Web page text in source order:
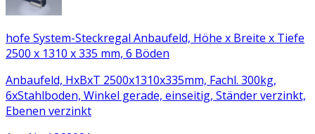
hofe System-Steckregal Anbaufeld, Höhe x Breite x Tiefe
2500 x 1310 x 335 mm, 6 Böden
Anbaufeld, HxBxT 2500x1310x335mm, Fachl. 300kg,
6xStahlboden, Winkel gerade, einseitig, Ständer verzinkt,
Ebenen verzinkt